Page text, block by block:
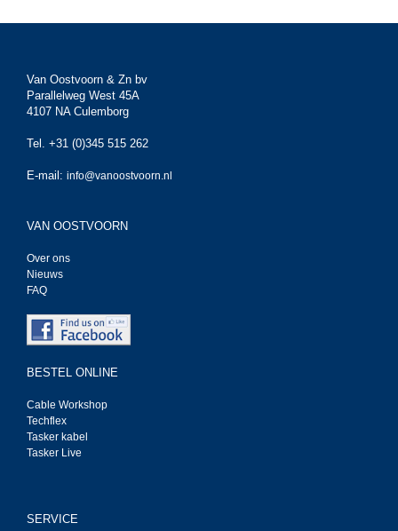
Van Oostvoorn & Zn bv
Parallelweg West 45A
4107 NA Culemborg
Tel. +31 (0)345 515 262
E-mail: info@vanoostvoorn.nl
VAN OOSTVOORN
Over ons
Nieuws
FAQ
BESTEL ONLINE
Cable Workshop
Techflex
Tasker kabel
Tasker Live
SERVICE